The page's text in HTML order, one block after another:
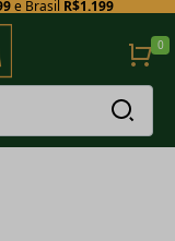
e Brasil R$1.199
0